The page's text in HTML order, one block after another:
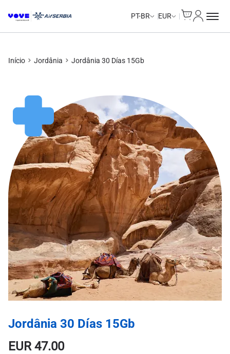
PT-BR EUR
Início Jordânia Jordânia 30 Días 15Gb
Jordânia 30 Días 15Gb
EUR47.00